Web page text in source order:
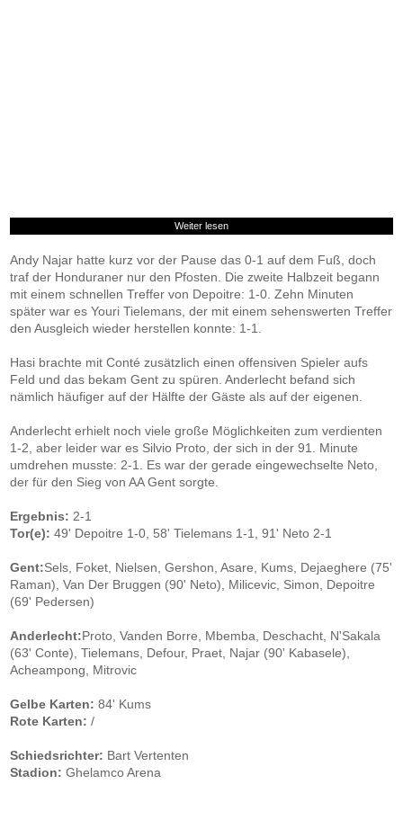
Weiter lesen
Andy Najar hatte kurz vor der Pause das 0-1 auf dem Fuß, doch
traf der Honduraner nur den Pfosten. Die zweite Halbzeit begann
mit einem schnellen Treffer von Depoitre: 1-0. Zehn Minuten
später war es Youri Tielemans, der mit einem sehenswerten Treffer
den Ausgleich wieder herstellen konnte: 1-1.
Hasi brachte mit Conté zusätzlich einen offensiven Spieler aufs
Feld und das bekam Gent zu spüren. Anderlecht befand sich
nämlich häufiger auf der Hälfte der Gäste als auf der eigenen.
Anderlecht erhielt noch viele große Möglichkeiten zum verdienten
1-2, aber leider war es Silvio Proto, der sich in der 91. Minute
umdrehen musste: 2-1. Es war der gerade eingewechselte Neto,
der für den Sieg von AA Gent sorgte.
Ergebnis: 2-1
Tor(e): 49' Depoitre 1-0, 58' Tielemans 1-1, 91' Neto 2-1
Gent:Sels, Foket, Nielsen, Gershon, Asare, Kums, Dejaeghere (75'
Raman), Van Der Bruggen (90' Neto), Milicevic, Simon, Depoitre
(69' Pedersen)
Anderlecht:Proto, Vanden Borre, Mbemba, Deschacht, N'Sakala
(63' Conte), Tielemans, Defour, Praet, Najar (90' Kabasele),
Acheampong, Mitrovic
Gelbe Karten: 84' Kums
Rote Karten: /
Schiedsrichter: Bart Vertenten
Stadion: Ghelamco Arena